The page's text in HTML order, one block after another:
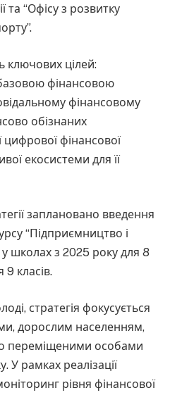
та “Офісу з розвитку
ключових цілей:
фінансовою
фінансовому
обізнаних
цифрової фінансової
екосистеми для її
заплановано введення
“Підприємництво і
школах з 2025 року для 8
9 класів.
стратегія фокусується
дорослим населенням,
переміщеними особами
У рамках реалізації
рівня фінансової